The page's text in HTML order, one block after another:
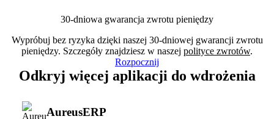
30-dniowa gwarancja zwrotu pieniędzy
Wypróbuj bez ryzyka dzięki naszej 30-dniowej gwarancji zwrotu
pieniędzy. Szczegóły znajdziesz w naszej polityce zwrotów.
Rozpocznij
Odkryj więcej aplikacji do wdrożenia
AureusERP